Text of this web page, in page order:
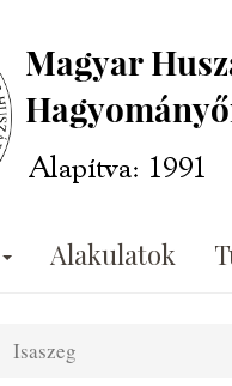
Alakulatok
Isaszeg